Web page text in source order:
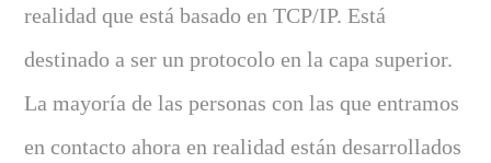
realidad que está basado en TCP/IP. Está
destinado a ser un protocolo en la capa superior.
La mayoría de las personas con las que entramos
en contacto ahora en realidad están desarrollados